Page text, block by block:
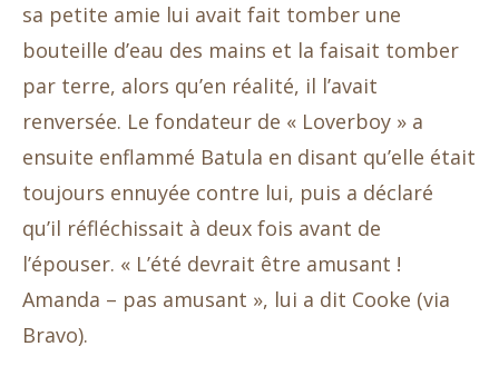
sa petite amie lui avait fait tomber une
bouteille d’eau des mains et la faisait tomber
par terre, alors qu’en réalité, il l’avait
renversée. Le fondateur de « Loverboy » a
ensuite enflammé Batula en disant qu’elle était
toujours ennuyée contre lui, puis a déclaré
qu’il réfléchissait à deux fois avant de
l’épouser. « L’été devrait être amusant !
Amanda – pas amusant », lui a dit Cooke (via
Bravo).